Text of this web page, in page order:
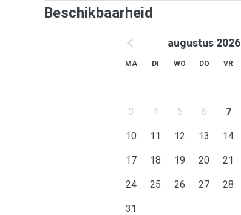
Beschikbaarheid
augustus 2026
MA DI WO DO VR
3 4 5 6 7
10 11 12 13 14
17 18 19 20 21
24 25 26 27 28
31